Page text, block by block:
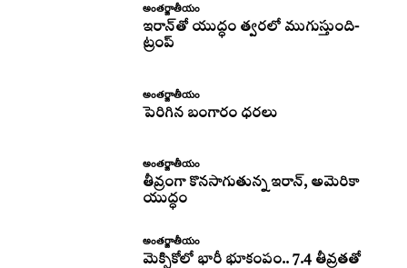
అంతర్జాతీయం
ఇరాన్‌తో యుద్ధం త్వరలో ముగుస్తుంది-
ట్రంప్‌
అంతర్జాతీయం
పెరిగిన బంగారం ధరలు
అంతర్జాతీయం
తీవ్రంగా కొనసాగుతున్న ఇరాన్‌, అమెరికా
యుద్ధం
అంతర్జాతీయం
మెక్సికోలో భారీ భూకంపం.. 7.4 తీవ్రతతో